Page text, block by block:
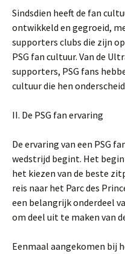
Sindsdien heeft de fan
ontwikkeld en gegroeid,
supporters clubs die zijn
PSG fan cultuur. Van de
supporters, PSG fans
cultuur die hen
II. De PSG fan ervaring
De ervaring van een PSG
wedstrijd begint. Het
het kiezen van de beste
reis naar het Parc des
een belangrijk onderdeel
om deel uit te maken van
Eenmaal aangekomen bij